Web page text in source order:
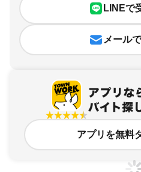
LINEで
メール
アプリを無料